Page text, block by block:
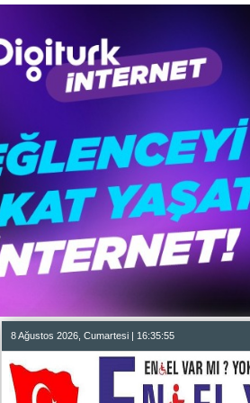
8 Ağustos 2026, Cumartesi | 16:35:56